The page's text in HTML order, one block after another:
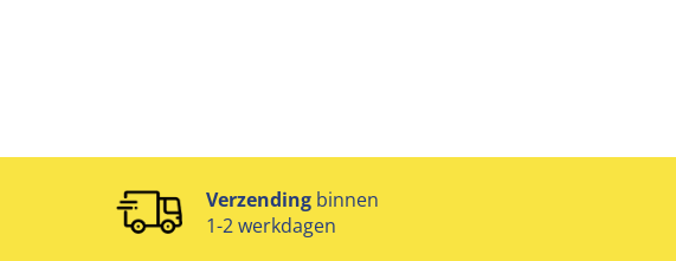
Verzendingbinnen
1-2 werkdagen